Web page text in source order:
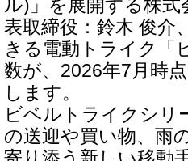
ル)」を展開する株式
表取締役：鈴木 俊介
きる電動トライク「
数が、2026年7月時
します。
ビベルトライクシリ
の送迎や買い物、雨